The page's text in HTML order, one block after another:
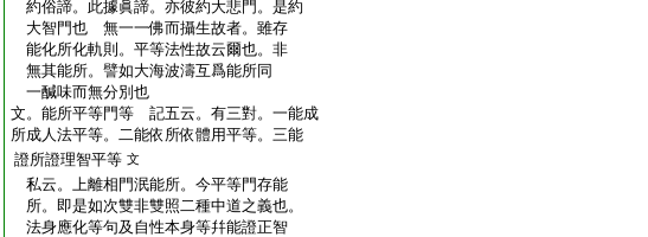
約俗諦。此據眞諦。亦彼約大悲門。是約
大智門也 無一一佛而攝生故者。雖存
能化所化軌則。平等法性故云爾也。非
無其能所。譬如大海波濤互爲能所同
一醎味而無分別也
文。能所平等門等 記五云。有三對。一能成
所成人法平等。二能依所依體用平等。三能
證所證理智平等 文
私云。上離相門泯能所。今平等門存能
所。即是如次雙非雙照二種中道之義也。
法身應化等句及自性本身等幷能證正智